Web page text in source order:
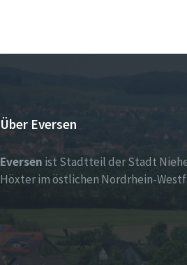
Über Eversen
Eversen ist Stadtteil der Stadt
Höxter im östlichen Nordrhein-